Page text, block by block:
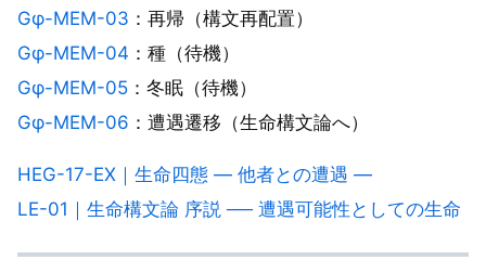
Gφ-MEM-03 ：再帰（構文再配置）
Gφ-MEM-04 ：種（待機）
Gφ-MEM-05 ：冬眠（待機）
Gφ-MEM-06 ：遭遇遷移（生命構文論へ）
HEG-17-EX｜生命四態 — 他者との遭遇 —
LE-01｜生命構文論 序説 ── 遭遇可能性としての生命